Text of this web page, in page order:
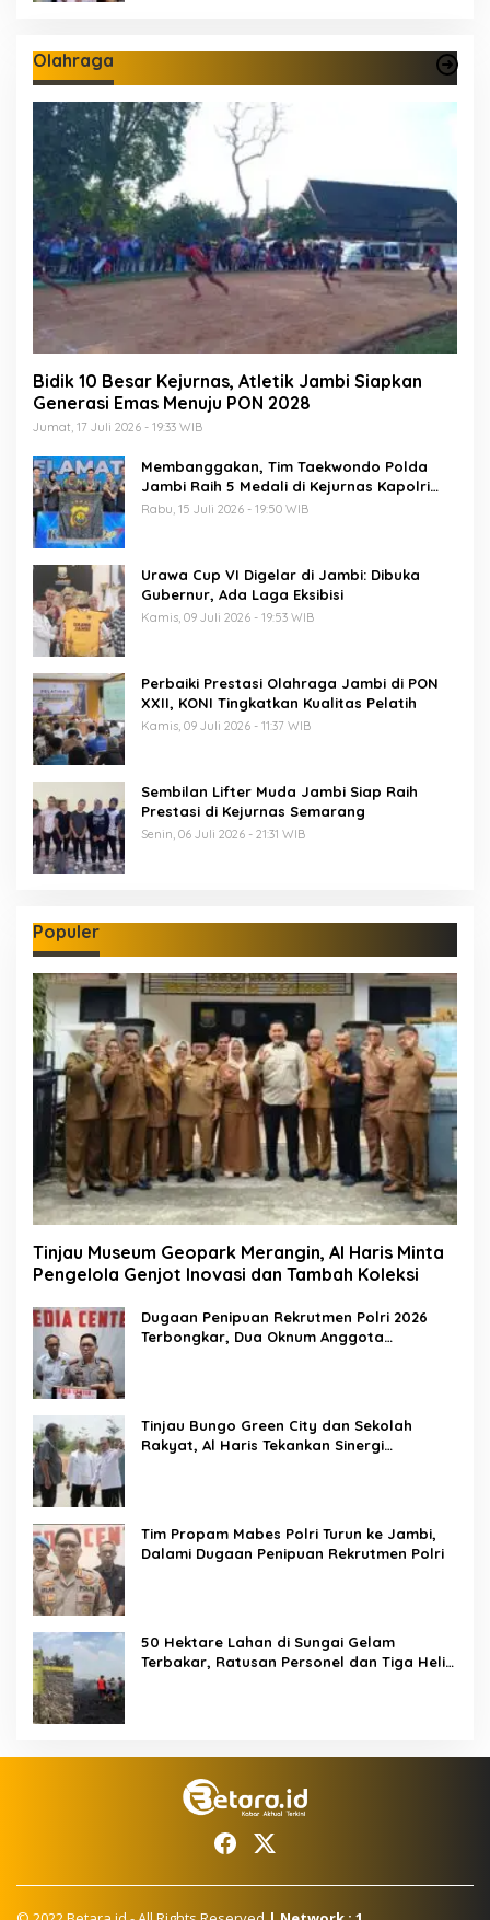
Olahraga
Bidik 10 Besar Kejurnas, Atletik Jambi Siapkan
Generasi Emas Menuju PON 2028
Jumat, 17 Juli 2026 - 19:33 WIB
Membanggakan, Tim Taekwondo Polda
Jambi Raih 5 Medali di Kejurnas Kapolri
Cup 7
Rabu, 15 Juli 2026 - 19:50 WIB
Urawa Cup VI Digelar di Jambi: Dibuka
Gubernur, Ada Laga Eksibisi
Kamis, 09 Juli 2026 - 19:53 WIB
Perbaiki Prestasi Olahraga Jambi di PON
XXII, KONI Tingkatkan Kualitas Pelatih
Kamis, 09 Juli 2026 - 11:37 WIB
Sembilan Lifter Muda Jambi Siap Raih
Prestasi di Kejurnas Semarang
Senin, 06 Juli 2026 - 21:31 WIB
Populer
Tinjau Museum Geopark Merangin, Al Haris Minta
Pengelola Genjot Inovasi dan Tambah Koleksi
Dugaan Penipuan Rekrutmen Polri 2026
Terbongkar, Dua Oknum Anggota
Tinjau Bungo Green City dan Sekolah
Rakyat, Al Haris Tekankan Sinergi
Tim Propam Mabes Polri Turun ke Jambi,
Dalami Dugaan Penipuan Rekrutmen Polri
50 Hektare Lahan di Sungai Gelam
Terbakar, Ratusan Personel dan Tiga Heli